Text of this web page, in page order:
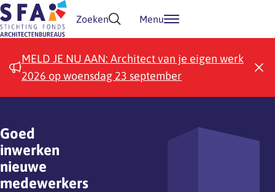
Doorgaan naar inhoud
Zoeken Menu
MELD JE NU AAN: Architect van je eigen werk
2026 op woensdag 23 september
Goed
inwerken
nieuwe
medewerkers